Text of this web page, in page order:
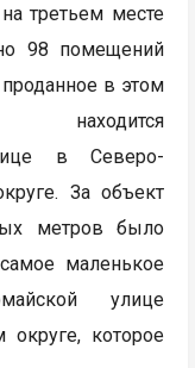
третьем месте
98 помещений
в этом
в Северо-
За объект
метров было
маленькое
улице
округе, которое